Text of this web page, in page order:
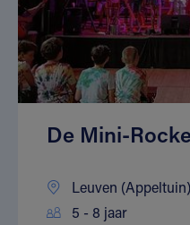
De Mini-
Leuven
5 - 8 jaar